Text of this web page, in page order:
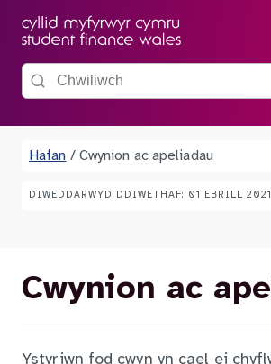
Chwiliwch y wefan
Hafan / Cwynion ac apeliadau
DIWEDDARWYD DDIWETHAF: 01 EBRILL 2021
Cwynion ac
Ystyriwn fod cwyn yn cael ei